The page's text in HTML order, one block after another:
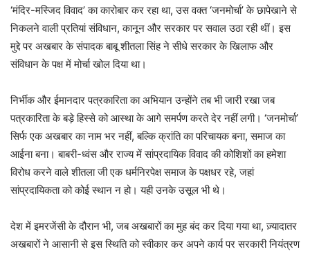
‘मंदिर-मस्जिद विवाद’ का कारोबार कर रहा था, उस वक्त ‘जनमोर्चा’ के छापेखाने से
निकलने वाली प्रतियां संविधान, कानून और सरकार पर सवाल उठा रही थीं। इस
मुद्दे पर अखबार के संपादक बाबू शीतला सिंह ने सीधे सरकार के खिलाफ और
संविधान के पक्ष में मोर्चा खोल दिया था।
निर्भीक और ईमानदार पत्रकारिता का अभियान उन्होंने तब भी जारी रखा जब
पत्रकारिता के बड़े हिस्से को आस्था के आगे समर्पण करते देर नहीं लगी। ‘जनमोर्चा’
सिर्फ एक अखबार का नाम भर नहीं, बल्कि क्रांति का परिचायक बना, समाज का
आईना बना। बाबरी-ध्वंस और राज्य में सांप्रदायिक विवाद की कोशिशों का हमेशा
विरोध करने वाले शीतला जी एक धर्मनिरपेक्ष समाज के पक्षधर रहे, जहां
सांप्रदायिकता को कोई स्थान न हो। यही उनके उसूल भी थे।
देश में इमरजेंसी के दौरान भी, जब अखबारों का मुह बंद कर दिया गया था, ज़्यादातर
अखबारों ने आसानी से इस स्थिति को स्वीकार कर अपने कार्य पर सरकारी नियंत्रण